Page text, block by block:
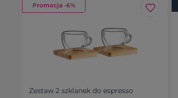
Promocja -6%
Zestaw 2 szklanek do espresso